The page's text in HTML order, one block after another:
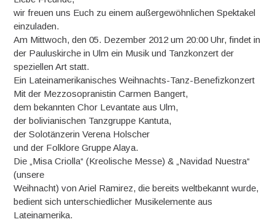
wir freuen uns Euch zu einem außergewöhnlichen Spektakel
einzuladen.
Am Mittwoch, den 05. Dezember 2012 um 20:00 Uhr, findet in
der Pauluskirche in Ulm ein Musik und Tanzkonzert der
speziellen Art statt.
Ein Lateinamerikanisches Weihnachts-Tanz-Benefizkonzert
Mit der Mezzosopranistin Carmen Bangert,
dem bekannten Chor Levantate aus Ulm,
der bolivianischen Tanzgruppe Kantuta,
der Solotänzerin Verena Holscher
und der Folklore Gruppe Alaya.
Die „Misa Criolla“ (Kreolische Messe) & „Navidad Nuestra“
(unsere
Weihnacht) von Ariel Ramirez, die bereits weltbekannt wurde,
bedient sich unterschiedlicher Musikelemente aus
Lateinamerika.